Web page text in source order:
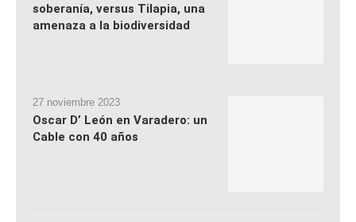
soberanía, versus Tilapia, una
amenaza a la biodiversidad
27 noviembre 2023
Oscar D’ León en Varadero: un
Cable con 40 años